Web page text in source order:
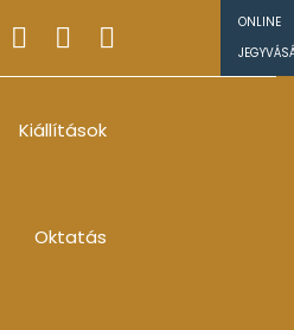
ONLINE
Kiállítások
Oktatás